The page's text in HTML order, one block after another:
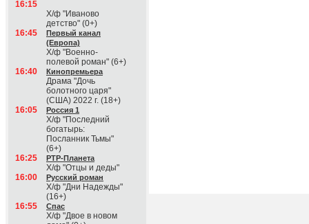
16:15
Х/ф "Иваново
детство" (0+)
16:45
Первый канал
(Европа)
Х/ф "Военно-
полевой роман" (6+)
16:40
Кинопремьера
Драма "Дочь
болотного царя"
(США) 2022 г. (18+)
16:05
Россия 1
Х/ф "Последний
богатырь:
Посланник Тьмы"
(6+)
16:25
РТР-Планета
Х/ф "Отцы и деды"
16:00
Русский роман
Х/ф "Дни Надежды"
(16+)
16:55
Спас
Х/ф "Двое в новом